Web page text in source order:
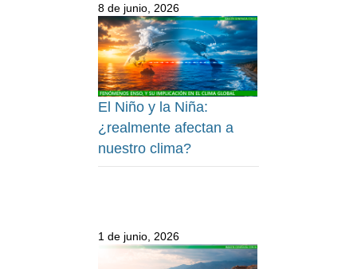
8 de junio, 2026
El Niño y la Niña:
¿realmente afectan a
nuestro clima?
1 de junio, 2026